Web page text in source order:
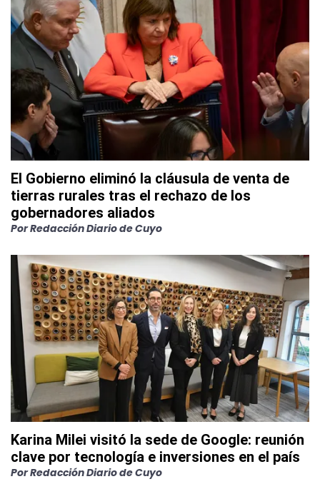
El Gobierno eliminó la cláusula de venta de
tierras rurales tras el rechazo de los
gobernadores aliados
PorRedacción Diario de Cuyo
Karina Milei visitó la sede de Google: reunión
clave por tecnología e inversiones en el país
PorRedacción Diario de Cuyo